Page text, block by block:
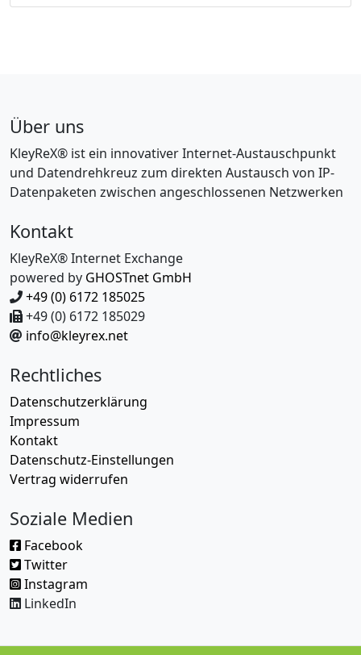
Über uns
KleyReX® ist ein innovativer Internet-Austauschpunkt
und Datendrehkreuz zum direkten Austausch von IP-
Datenpaketen zwischen angeschlossenen Netzwerken
Kontakt
KleyReX® Internet Exchange
powered by GHOSTnet GmbH
+49 (0) 6172 185025
+49 (0) 6172 185029
info@kleyrex.net
Rechtliches
Datenschutzerklärung
Impressum
Kontakt
Datenschutz-Einstellungen
Vertrag widerrufen
Soziale Medien
Facebook
Twitter
Instagram
LinkedIn